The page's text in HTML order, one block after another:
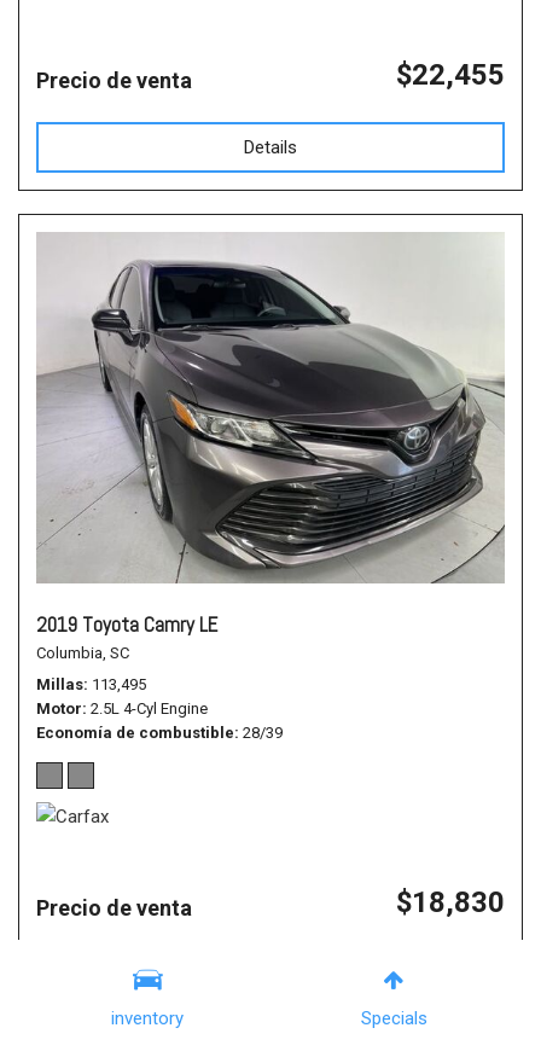
inventory Specials
Precio de venta $22,455
Details
2019 Toyota Camry LE
Columbia, SC
Millas 113,495
Motor 2.5L 4-Cyl Engine
Economía de combustible 28/39
Precio de venta $18,830